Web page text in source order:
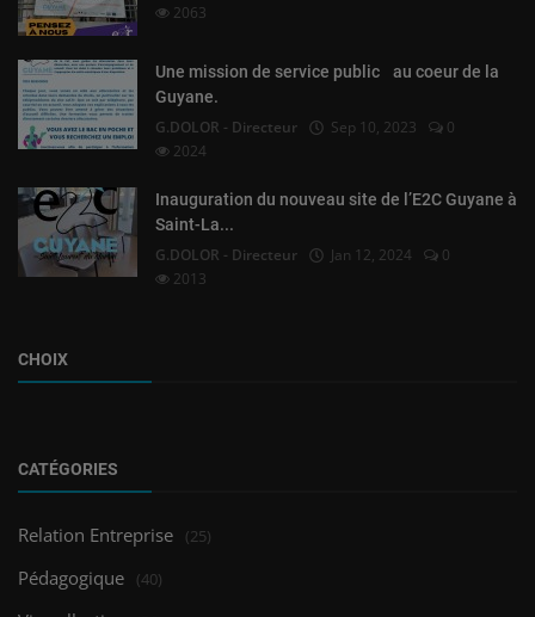
2063
Une mission de service public au coeur de la
Guyane.
G.DOLOR - Directeur Sep 10, 2023
0
2024
Inauguration du nouveau site de l’E2C Guyane à
Saint-La...
G.DOLOR - Directeur Jan 12, 2024
0
2013
CHOIX
CATÉGORIES
Relation Entreprise (25)
Pédagogique (40)